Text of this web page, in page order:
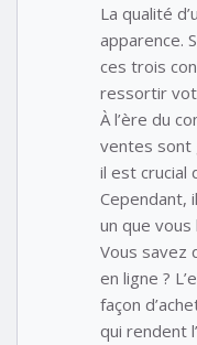
La qualité
apparence.
ces trois
ressortir
À l’ère du
ventes sont
il est crucial
Cependant,
un que vous
Vous savez
en ligne ?
façon
qui rendent